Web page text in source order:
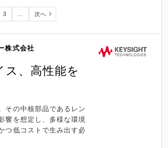
3 … 次へ
株式会社
ス、高性能を
その中核部品であるレン
響を想定し、多様な環境
つ低コストで生み出す必